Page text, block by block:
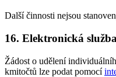
Další činnosti nejsou
16. Elektronická
Žádost o udělení
kmitočtů lze podat pomocí